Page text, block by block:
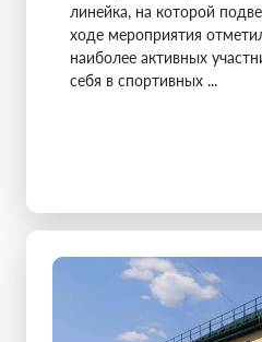
линейка, на которой
ходе мероприятия
наиболее активных
себя в спортивных ...